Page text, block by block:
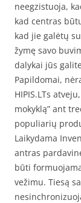
neegzistuoja,
kad centras
kad jie galėtų
žymę savo
dalykai jūs
Papildomai,
HIPIS.LTs
mokyklą” ant
populiarių
Laikydama
antras
būti
vežimu. Tiesą